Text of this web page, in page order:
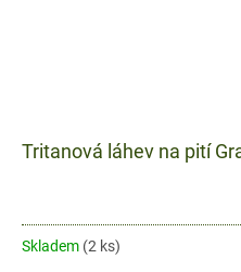
Tritanová láhev na pití
Skladem (2 ks)